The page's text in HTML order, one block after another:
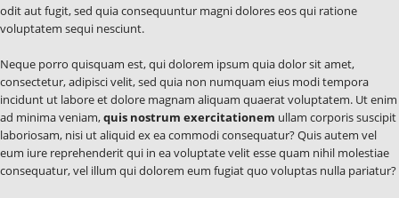
odit aut fugit, sed quia consequuntur magni dolores eos qui ratione
voluptatem sequi nesciunt.
Neque porro quisquam est, qui dolorem ipsum quia dolor sit amet,
consectetur, adipisci velit, sed quia non numquam eius modi tempora
incidunt ut labore et dolore magnam aliquam quaerat voluptatem. Ut enim
ad minima veniam,quis nostrum exercitationem ullam corporis suscipit
laboriosam, nisi ut aliquid ex ea commodi consequatur? Quis autem vel
eum iure reprehenderit qui in ea voluptate velit esse quam nihil molestiae
consequatur, vel illum qui dolorem eum fugiat quo voluptas nulla pariatur?